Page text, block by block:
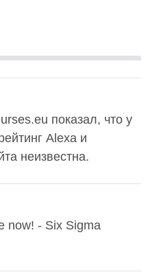
показал, что у
Alexa и
неизвестна.
now! - Six Sigma